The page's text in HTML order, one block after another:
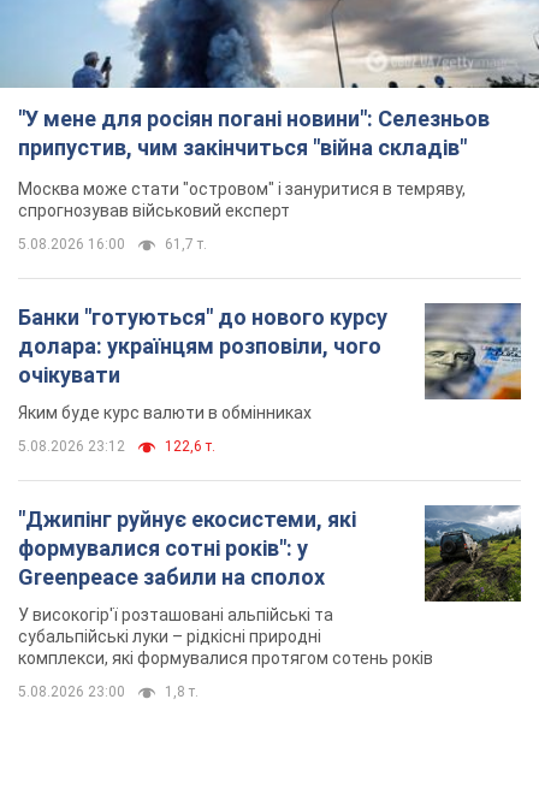
"У мене для росіян погані новини": Селезньов
припустив, чим закінчиться "війна складів"
Москва може стати "островом" і зануритися в темряву,
спрогнозував військовий експерт
5.08.2026 16:00 61,7 т.
Банки "готуються" до нового курсу
долара: українцям розповіли, чого
очікувати
Яким буде курс валюти в обмінниках
5.08.2026 23:12 122,6 т.
"Джипінг руйнує екосистеми, які
формувалися сотні років": у
Greenpeace забили на сполох
У високогір'ї розташовані альпійські та
субальпійські луки – рідкісні природні
комплекси, які формувалися протягом сотень років
5.08.2026 23:00 1,8 т.